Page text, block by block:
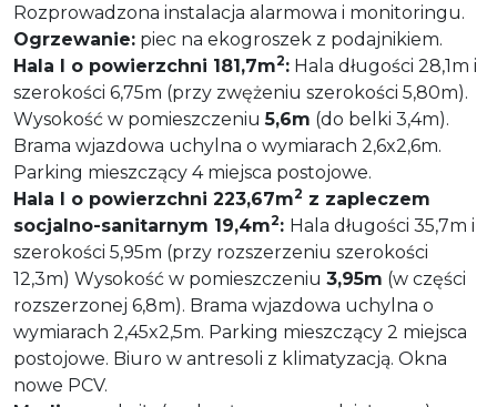
Rozprowadzona instalacja alarmowa i monitoringu.
Ogrzewanie: piec na ekogroszek z podajnikiem.
Hala I o powierzchni 181,7m2: Hala długości 28,1m i
szerokości 6,75m (przy zwężeniu szerokości 5,80m).
Wysokość w pomieszczeniu5,6m (do belki 3,4m).
Brama wjazdowa uchylna o wymiarach 2,6x2,6m.
Parking mieszczący 4 miejsca postojowe.
Hala I o powierzchni 223,67m2 z zapleczem
socjalno-sanitarnym 19,4m2: Hala długości 35,7m i
szerokości 5,95m (przy rozszerzeniu szerokości
12,3m) Wysokość w pomieszczeniu 3,95m (w części
rozszerzonej 6,8m). Brama wjazdowa uchylna o
wymiarach 2,45x2,5m. Parking mieszczący 2 miejsca
postojowe. Biuro w antresoli z klimatyzacją. Okna
nowe PCV.